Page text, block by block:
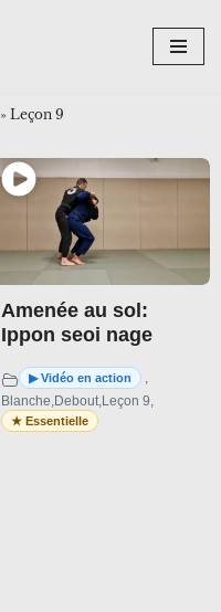
» Leçon 9
Amenée au sol:
Ippon seoi nage
,
Blanche,Debout,Leçon 9,